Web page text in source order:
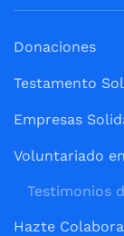
Donaciones
Testamento
Empresas
Voluntariado
Testimonios
Hazte